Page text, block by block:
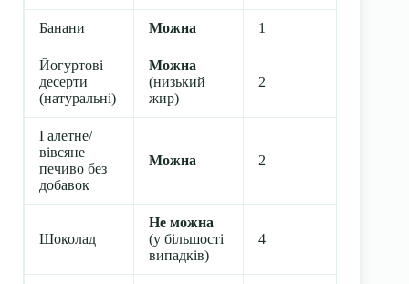
Банани Можна 1
Йогуртові
десерти
(натуральні)
Можна
(низький
жир)
2
Галетне/
вівсяне
печиво без
добавок
Можна 2
Шоколад
Не можна
(у більшості
випадків)
4